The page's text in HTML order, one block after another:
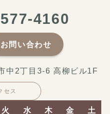
4160
お問い合わせ
中2丁目3-6 高柳ビル1F
セス
火 水 木 金 土